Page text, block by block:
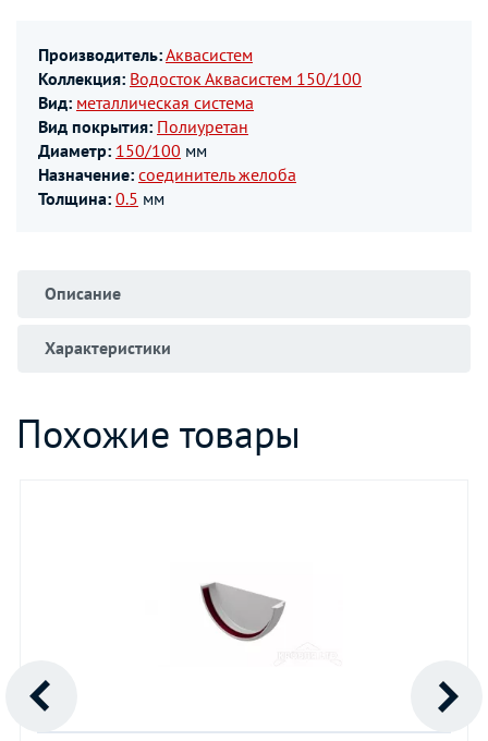
Производитель:Аквасистем
Коллекция: Водосток Аквасистем 150/100
Вид: металлическая система
Вид покрытия: Полиуретан
Диаметр: 150/100 мм
Назначение: соединитель желоба
Толщина: 0.5 мм
Описание
Характеристики
Похожие товары